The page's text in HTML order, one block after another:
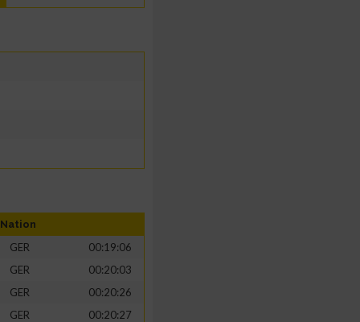
Nation
GER
00:19:06
GER
00:20:03
GER
00:20:26
GER
00:20:27